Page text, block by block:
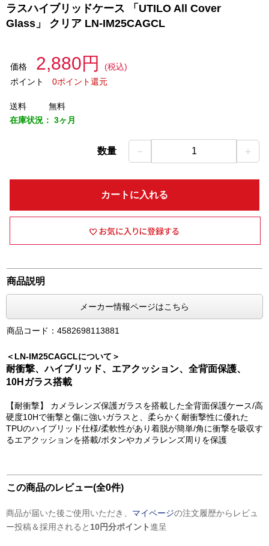
ラスハイブリッドケース 「UTILO All Cover
Glass」 クリア LN-IM25CAGCL
価格 2,880円
(税込)
ポイント
0ポイント還元
送料
無料
在庫状況： 3ヶ月
数量 － 1 ＋
カートに入れる
商品説明
メーカー情報ページはこちら
商品コード：4582698113881
＜LN-IM25CAGCLについて＞
耐衝撃、ハイブリッド、エアクッション、全背面保護、
10Hガラス搭載
【耐衝撃】 カメラレンズ保護ガラスを搭載した全背面保護ケース/高
硬度10Hで衝撃と傷に強いガラスと、柔らかく耐衝撃性に優れた
TPUのハイブリッド仕様/柔軟性があり着脱が簡単/角に衝撃を吸収す
るエアクッションを搭載/ボタンやカメラレンズ周りを保護
この商品のレビュー(全0件)
商品が届いた後ご使用いただき、 マイページの注文履歴からレビュ
ー投稿＆採用されると 10円分ポイント進呈